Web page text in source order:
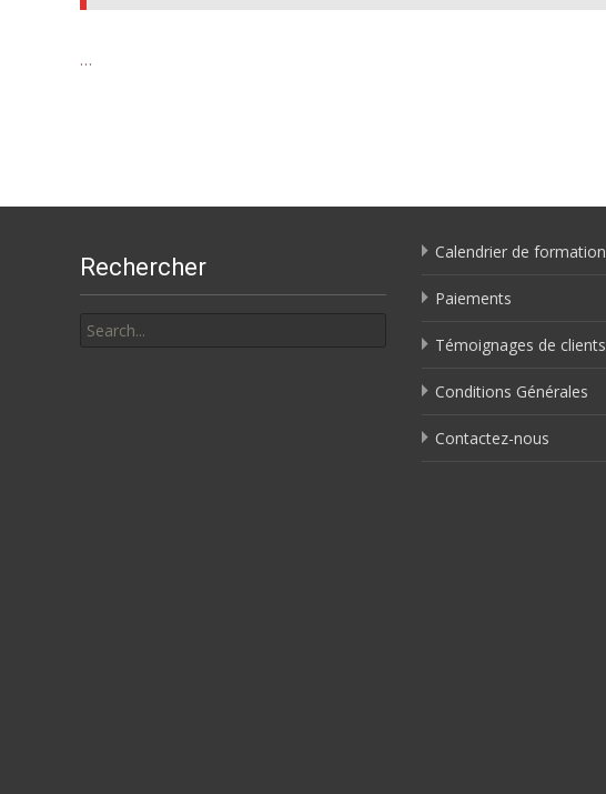
…
Rechercher
for:
Calendrier de formation
Paiements
Témoignages de clients
Conditions Générales
Contactez-nous